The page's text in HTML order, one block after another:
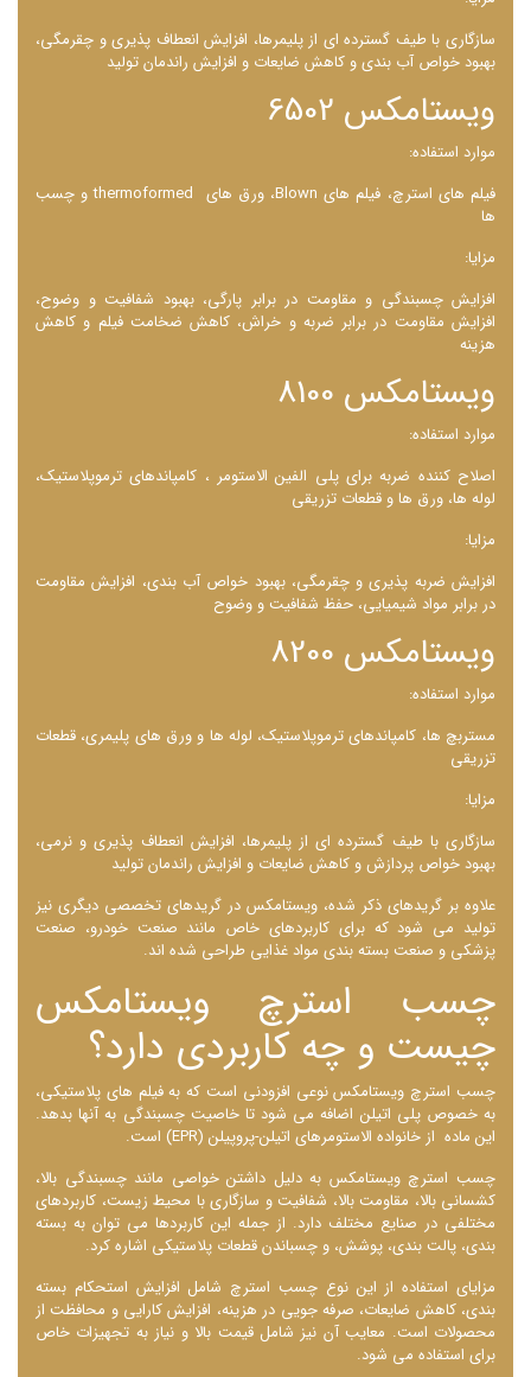
سازگاری با طیف گسترده‌ ای از پلیمرها، افزایش انعطاف ‌پذیری و چقرمگی،
بهبود خواص آب ‌بندی و کاهش ضایعات و افزایش راندمان تولید
ویستامکس 6502
موارد استفاده:
فیلم ‌های استرچ، فیلم ‌های Blown، ورق‌ های thermoformed و چسب‌
ها
مزایا:
افزایش چسبندگی و مقاومت در برابر پارگی، بهبود شفافیت و وضوح،
افزایش مقاومت در برابر ضربه و خراش، کاهش ضخامت فیلم و کاهش
هزینه
ویستامکس 8100
موارد استفاده:
اصلاح کننده ضربه برای پلی الفین‌ الاستومر ، کامپاندهای ترموپلاستیک،
لوله ‌ها، ورق‌ ها و قطعات تزریقی
مزایا:
افزایش ضربه ‌پذیری و چقرمگی، بهبود خواص آب ‌بندی، افزایش مقاومت
در برابر مواد شیمیایی، حفظ شفافیت و وضوح
ویستامکس 8200
موارد استفاده:
مستربچ ‌ها، کامپاندهای ترموپلاستیک، لوله ‌ها و ورق های پلیمری، قطعات
تزریقی
مزایا:
سازگاری با طیف گسترده ‌ای از پلیمرها، افزایش انعطاف‌ پذیری و نرمی،
بهبود خواص پردازش و کاهش ضایعات و افزایش راندمان تولید
علاوه بر گریدهای ذکر شده، ویستامکس در گریدهای تخصصی دیگری نیز
تولید می‌ شود که برای کاربردهای خاص مانند صنعت خودرو، صنعت
پزشکی و صنعت بسته ‌بندی مواد غذایی طراحی شده ‌اند.
چسب استرچ ویستامکس
چیست و چه کاربردی دارد؟
چسب استرچ ویستامکس نوعی افزودنی است که به فیلم‌ های پلاستیکی،
به خصوص پلی‌ اتیلن اضافه می‌ شود تا خاصیت چسبندگی به آنها بدهد.
این ماده از خانواده الاستومرهای اتیلن-پروپیلن (EPR) است.
چسب استرچ ویستامکس به دلیل داشتن خواصی مانند چسبندگی بالا،
کشسانی بالا، مقاومت بالا، شفافیت و سازگاری با محیط زیست، کاربردهای
مختلفی در صنایع مختلف دارد. از جمله این کاربردها می‌ توان به بسته‌
بندی، پالت‌ بندی، پوشش، و چسباندن قطعات پلاستیکی اشاره کرد.
مزایای استفاده از این نوع چسب استرچ شامل افزایش استحکام بسته‌
بندی، کاهش ضایعات، صرفه‌ جویی در هزینه، افزایش کارایی و محافظت از
محصولات است. معایب آن نیز شامل قیمت بالا و نیاز به تجهیزات خاص
برای استفاده می‌ شود.